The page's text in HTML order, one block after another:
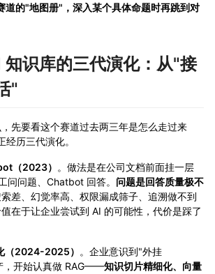
道的"地图册"，深入某个具体命题时再跳到对
知识库的三代演化：从"接
"
先要看这个赛道过去两三年是怎么走过来
历三代演化。
（2023） 。做法是在公司文档前面挂一层
问问题、Chatbot 回答。 问题是回答质量极不
差、幻觉率高、权限漏成筛子、追溯做不到
在于让企业尝试到 AI 的可能性，代价是踩了
（2024-2025） 。企业意识到"外挂
，开始认真做 RAG——知识切片精细化、向量